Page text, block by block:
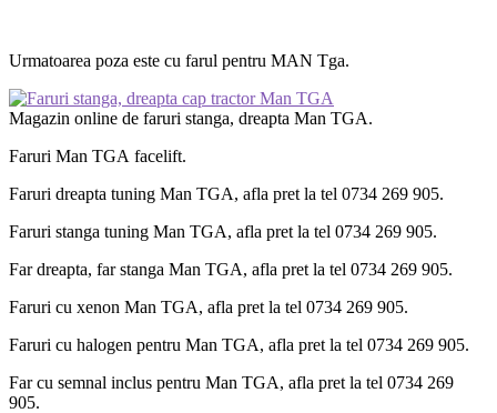
Urmatoarea poza este cu farul pentru MAN Tga.
Magazin online de faruri stanga, dreapta Man TGA.
Faruri Man TGA facelift.
Faruri dreapta tuning Man TGA, afla pret la tel 0734 269 905.
Faruri stanga tuning Man TGA, afla pret la tel 0734 269 905.
Far dreapta, far stanga Man TGA, afla pret la tel 0734 269 905.
Faruri cu xenon Man TGA, afla pret la tel 0734 269 905.
Faruri cu halogen pentru Man TGA, afla pret la tel 0734 269 905.
Far cu semnal inclus pentru Man TGA, afla pret la tel 0734 269
905.